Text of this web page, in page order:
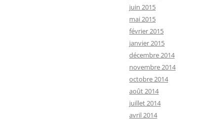
juin 2015
mai 2015
février 2015
janvier 2015
décembre 2014
novembre 2014
octobre 2014
août 2014
juillet 2014
avril 2014